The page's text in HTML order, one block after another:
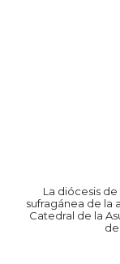
La diócesis
sufragánea de la
Catedral de la